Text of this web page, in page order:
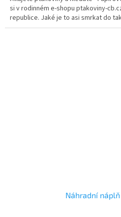
5
hvězdiček.
si v rodinném e-shopu ptakoviny-
republice. Jaké je to asi smrkat do
Náhradní